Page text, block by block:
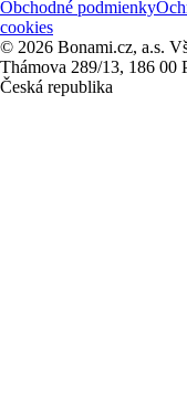
Obchodné podmienky
cookies
© 2026 Bonami.cz, a.s.
Thámova 289/13, 186 00
Česká republika